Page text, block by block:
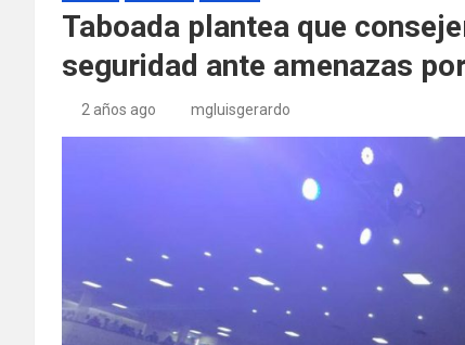
Taboada plantea que
seguridad ante amenazas
2 años ago mgluisgerardo